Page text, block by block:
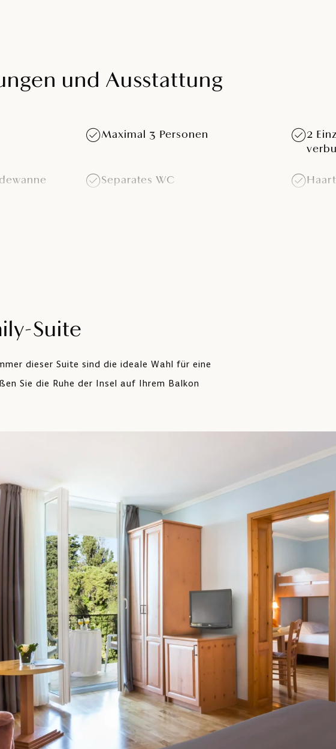
und Ausstattung
Maximal 3 Personen
2
Separates WC
Suite
dieser Suite sind die ideale Wahl für eine
Sie die Ruhe der Insel auf Ihrem Balkon